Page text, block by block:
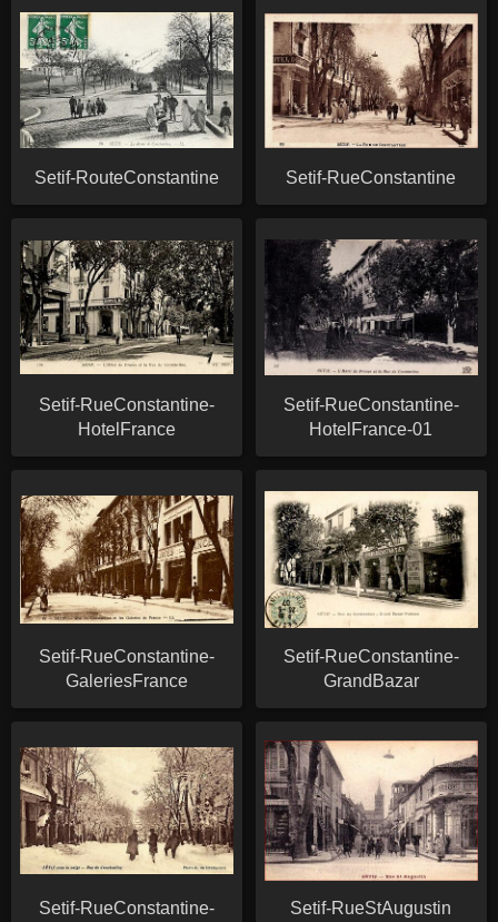
Setif-RouteConstantine Setif-RueConstantine
Setif-RueConstantine-
HotelFrance
Setif-RueConstantine-
HotelFrance-01
Setif-RueConstantine-
GaleriesFrance
Setif-RueConstantine-
GrandBazar
Setif-RueConstantine-
Setif-RueStAugustin